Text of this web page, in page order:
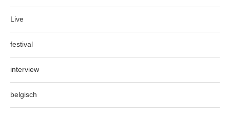
Live
festival
interview
belgisch